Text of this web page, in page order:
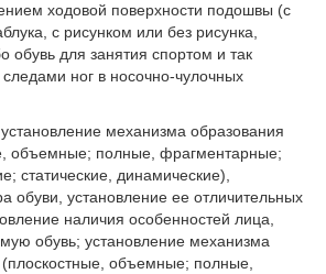
ходовой поверхности подошвы (с
с рисунком или без рисунка,
обувь для занятия спортом и так
ног в носочно-чулочных
установление механизма образования
объемные; полные, фрагментарные;
статические, динамические),
обуви, установление ее отличительных
наличия особенностей лица,
обувь; установление механизма
объемные; полные,